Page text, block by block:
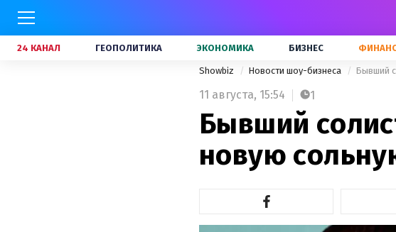
24 КАНАЛ ГЕОПОЛИТИКА ЭКОНОМИКА БИЗНЕС
Showbiz Новости шоу-бизнеса Бывший
11 августа, 15:54 1
Бывший
новую